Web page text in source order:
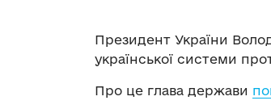
Президент України
української системи
Про це глава держави